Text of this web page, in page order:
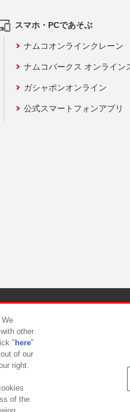
スマホ・PCであそぶ
ナムコオンラインクレーン
ナムコパークス オンライン
ガシャポンオンライン
公式スマートフォンアプリ
対応方針
other
" here"
of our
right.
of the